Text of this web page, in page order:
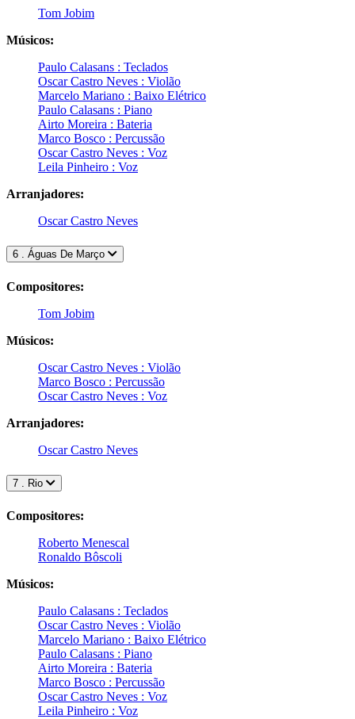
Tom Jobim
Músicos:
Paulo Calasans : Teclados
Oscar Castro Neves : Violão
Marcelo Mariano : Baixo Elétrico
Paulo Calasans : Piano
Airto Moreira : Bateria
Marco Bosco : Percussão
Oscar Castro Neves : Voz
Leila Pinheiro : Voz
Arranjadores:
Oscar Castro Neves
6 . Águas De Março
Compositores:
Tom Jobim
Músicos:
Oscar Castro Neves : Violão
Marco Bosco : Percussão
Oscar Castro Neves : Voz
Arranjadores:
Oscar Castro Neves
7 . Rio
Compositores:
Roberto Menescal
Ronaldo Bôscoli
Músicos:
Paulo Calasans : Teclados
Oscar Castro Neves : Violão
Marcelo Mariano : Baixo Elétrico
Paulo Calasans : Piano
Airto Moreira : Bateria
Marco Bosco : Percussão
Oscar Castro Neves : Voz
Leila Pinheiro : Voz